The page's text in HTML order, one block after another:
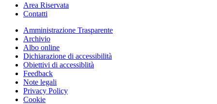
Area Riservata
Contatti
Amministrazione Trasparente
Archivio
Albo online
Dichiarazione di accessibilità
Obiettivi di accessiblità
Feedback
Note legali
Privacy Policy
Cookie